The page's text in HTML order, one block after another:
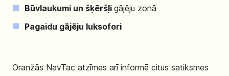
Būvlaukumi un šķēršļi gājēju zonā
Pagaidu gājēju luksofori
Oranžās NavTac atzīmes arī informē citus satiksmes